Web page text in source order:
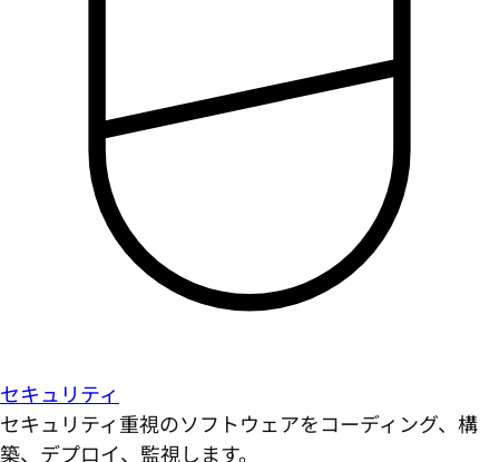
セキュリティ
セキュリティ重視のソフトウェアをコーディング、構
築、デプロイ、監視します。